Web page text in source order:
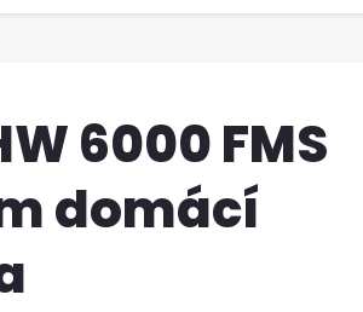
6000 FMS
domácí